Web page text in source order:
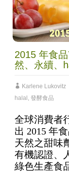
2015 年食
然、永續、
Karlene Lukovitz
halal , 發酵食品
全球消費者
出 2015 年
天然之甜味
有機認證、
綠色生產食